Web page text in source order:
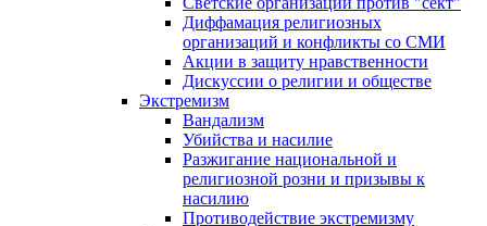
Диффамация религиозных
организаций и конфликты со СМИ
Акции в защиту нравственности
Дискуссии о религии и обществе
Экстремизм
Вандализм
Убийства и насилие
Разжигание национальной и
религиозной розни и призывы к
насилию
Противодействие экстремизму